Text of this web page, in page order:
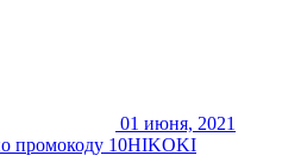
01 июня, 2021
промокоду 10HIKOKI